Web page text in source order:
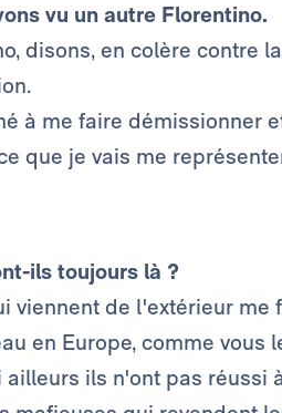
vu un autre Florentino.
disons, en colère contre
à me faire démissionner
que je vais me
ils toujours là ?
viennent de l'extérieur
en Europe, comme vous
ailleurs ils n'ont pas réussi